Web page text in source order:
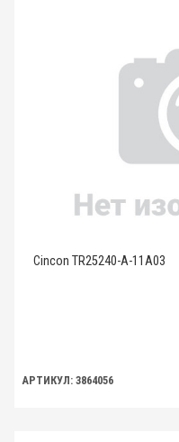
Cincon TR25240-A-11A03
АРТИКУЛ: 3864056